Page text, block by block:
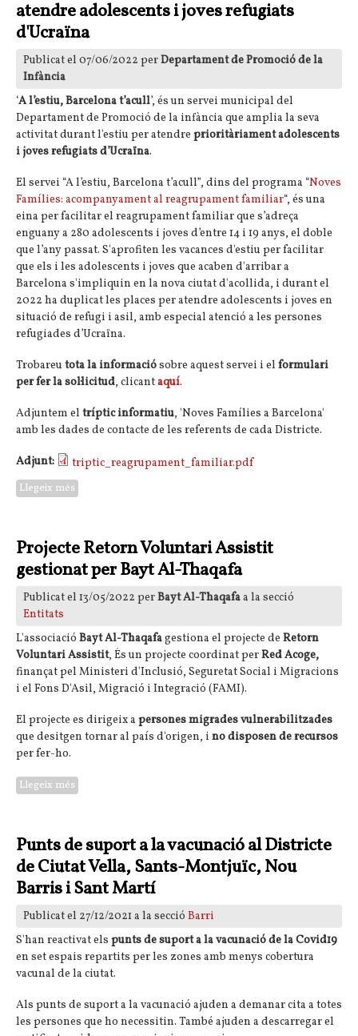
atendre adolescents i joves refugiats
d'Ucraïna
Publicat el 07/06/2022 perDepartament de Promoció de la
Infància
‘A l’estiu, Barcelona t’acull’, és un servei municipal del
Departament de Promoció de la infància que amplia la seva
activitat durant l'estiu per atendre prioritàriament adolescents
i joves refugiats d’Ucraïna.
El servei “A l’estiu, Barcelona t’acull”, dins del programa “Noves
Famílies: acompanyament al reagrupament familiar“, és una
eina per facilitar el reagrupament familiar que s’adreça
enguany a 280 adolescents i joves d’entre 14 i 19 anys, el doble
que l’any passat. S'aprofiten les vacances d'estiu per facilitar
que els i les adolescents i joves que acaben d'arribar a
Barcelona s'impliquin en la nova ciutat d'acollida, i durant el
2022 ha duplicat les places per atendre adolescents i joves en
situació de refugi i asil, amb especial atenció a les persones
refugiades d’Ucraïna.
Trobareu tota la informaciósobre aquest servei i el formulari
per fer la sol·licitud, clicantaquí.
Adjuntem el tríptic informatiu, 'Noves Famílies a Barcelona'
amb les dades de contacte de les referents de cada Districte.
Adjunt: triptic_reagrupament_familiar.pdf
Llegeix més
Projecte Retorn Voluntari Assistit
gestionat per Bayt Al-Thaqafa
Publicat el 13/05/2022 perBayt Al-Thaqafaa la secció
Entitats
L'associació Bayt Al-Thaqafagestiona el projecte de Retorn
Voluntari Assistit, És un projecte coordinat perRed Acoge,
finançat pel Ministeri d'Inclusió, Seguretat Social i Migracions
i el Fons D'Asil, Migració i Integració (FAMI).
El projecte es dirigeix a persones migrades vulnerabilitzades
que desitgen tornar al país d'origen, i no disposen de recursos
per fer-ho.
Llegeix més
Punts de suport a la vacunació al Districte
de Ciutat Vella, Sants-Montjuïc, Nou
Barris i Sant Martí
Publicat el 27/12/2021 a la secció Barri
S'han reactivat els punts de suport a la vacunació de la Covid19
en set espais repartits per les zones amb menys cobertura
vacunal de la ciutat.
Als punts de suport a la vacunació ajuden a demanar cita a totes
les persones que ho necessitin. També ajuden a descarregar el